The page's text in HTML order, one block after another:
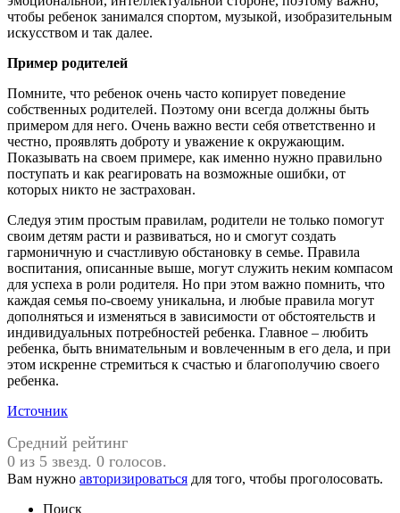
чтобы ребенок занимался спортом, музыкой, изобразительным
искусством и так далее.
Пример родителей
Помните, что ребенок очень часто копирует поведение
собственных родителей. Поэтому они всегда должны быть
примером для него. Очень важно вести себя ответственно и
честно, проявлять доброту и уважение к окружающим.
Показывать на своем примере, как именно нужно правильно
поступать и как реагировать на возможные ошибки, от
которых никто не застрахован.
Следуя этим простым правилам, родители не только помогут
своим детям расти и развиваться, но и смогут создать
гармоничную и счастливую обстановку в семье. Правила
воспитания, описанные выше, могут служить неким компасом
для успеха в роли родителя. Но при этом важно помнить, что
каждая семья по-своему уникальна, и любые правила могут
дополняться и изменяться в зависимости от обстоятельств и
индивидуальных потребностей ребенка. Главное – любить
ребенка, быть внимательным и вовлеченным в его дела, и при
этом искренне стремиться к счастью и благополучию своего
ребенка.
Источник
Средний рейтинг
0 из 5 звезд. 0 голосов.
Вам нужно авторизироваться для того, чтобы проголосовать.
Поиск